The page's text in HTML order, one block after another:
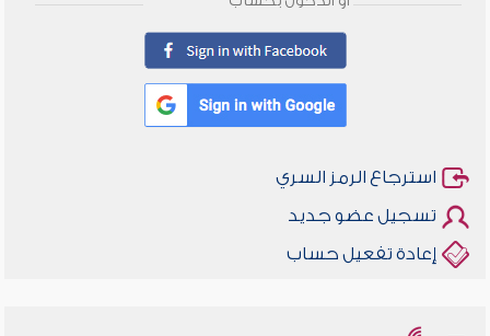
استرجاع الرمز السري
تسجيل عضو جديد
إعادة تفعيل حساب